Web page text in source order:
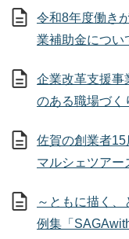
令和8年度働き
業補助金につい
企業改革支援事
のある職場づく
佐賀の創業者
マルシェツアー
～ともに描く
例集「